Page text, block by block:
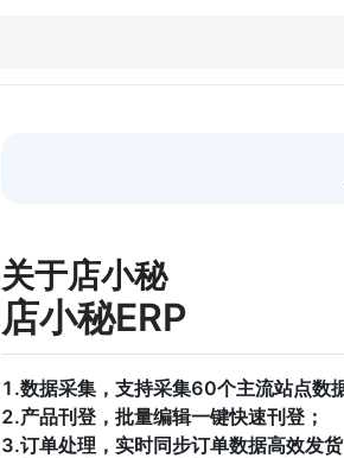
关于店小秘
店小秘ERP
1.数据采集，支持采集60个主流站点数
2.产品刊登，批量编辑一键快速刊登；
3.订单处理，实时同步订单数据高效发货